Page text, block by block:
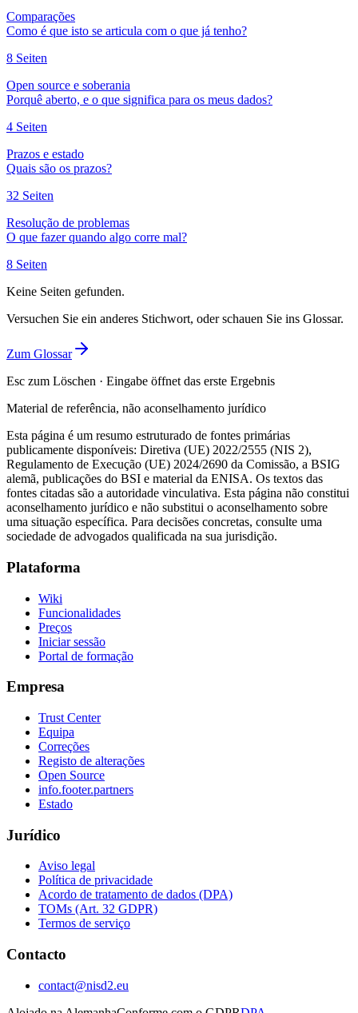
Comparações
Como é que isto se articula com o que já tenho?
8 Seiten
Open source e soberania
Porquê aberto, e o que significa para os meus dados?
4 Seiten
Prazos e estado
Quais são os prazos?
32 Seiten
Resolução de problemas
O que fazer quando algo corre mal?
8 Seiten
Keine Seiten gefunden.
Versuchen Sie ein anderes Stichwort, oder schauen Sie ins Glossar.
Zum Glossar
Esc zum Löschen · Eingabe öffnet das erste Ergebnis
Material de referência, não aconselhamento jurídico
Esta página é um resumo estruturado de fontes primárias
publicamente disponíveis: Diretiva (UE) 2022/2555 (NIS 2),
Regulamento de Execução (UE) 2024/2690 da Comissão, a BSIG
alemã, publicações do BSI e material da ENISA. Os textos das
fontes citadas são a autoridade vinculativa. Esta página não constitui
aconselhamento jurídico e não substitui o aconselhamento sobre
uma situação específica. Para decisões concretas, consulte uma
sociedade de advogados qualificada na sua jurisdição.
Plataforma
Wiki
Funcionalidades
Preços
Iniciar sessão
Portal de formação
Empresa
Trust Center
Equipa
Correções
Registo de alterações
Open Source
info.footer.partners
Estado
Jurídico
Aviso legal
Política de privacidade
Acordo de tratamento de dados (DPA)
TOMs (Art. 32 GDPR)
Termos de serviço
Contacto
contact@nisd2.eu